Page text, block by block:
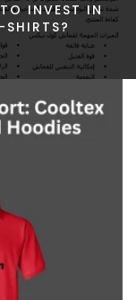
INVEST IN